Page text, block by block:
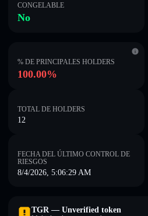
CONGELABLE
No
% DE PRINCIPALES HOLDERS
100.00%
TOTAL DE HOLDERS
12
FECHA DEL ÚLTIMO CONTROL DE
RIESGOS
8/4/2026, 5:06:29 AM
TGR — Unverified token